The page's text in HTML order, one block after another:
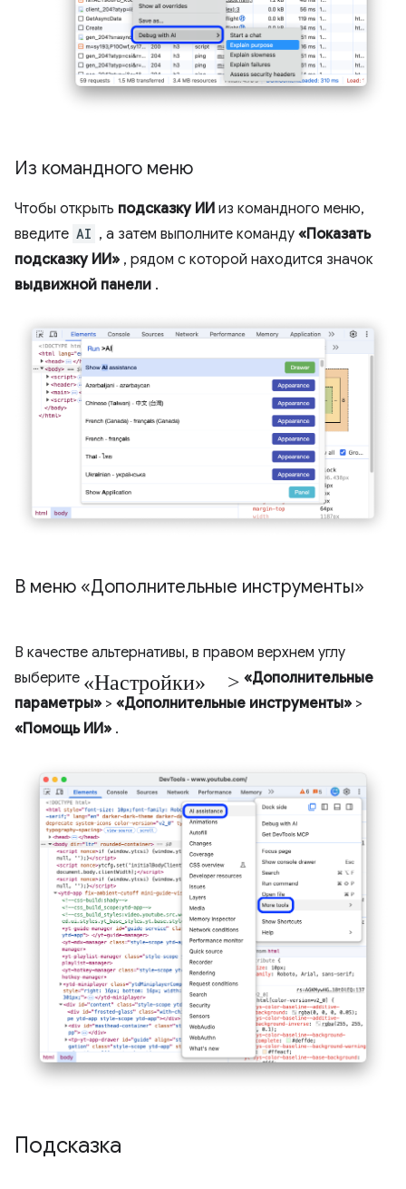
Из командного меню
Чтобы открыть подсказку ИИ из командного меню,
введите AI , а затем выполните команду «Показать
подсказку ИИ» , рядом с которой находится значок
выдвижной панели .
В меню «Дополнительные инструменты»
В качестве альтернативы, в правом верхнем углу
выберите «Настройки» > «Дополнительные
параметры» > «Дополнительные инструменты» >
«Помощь ИИ» .
Подсказка